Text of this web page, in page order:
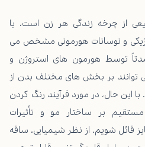
از چرخه زندگی هر زن است، با
و نوسانات هورمونی مشخص می
توسط هورمون های استروژن و
توانند بر بخش های مختلف بدن از
این حال، در مورد فرآیند رنگ کردن
بر ساختار مو و تأثیرات
قائل شویم. از نظر شیمیایی، ساقه